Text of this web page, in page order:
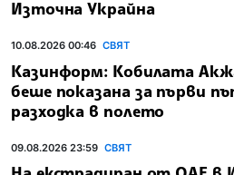
Източна Украйна
10.08.2026 00:46 СВЯТ
Казинформ: Кобилата
беше показана за първи
разходка в полето
09.08.2026 23:59 СВЯТ